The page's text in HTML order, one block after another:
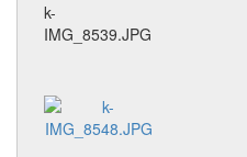
k-
IMG_8539.JPG